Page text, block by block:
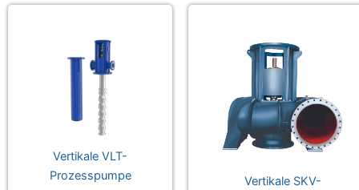
Vertikale VLT-
Prozesspumpe
Vertikale SKV-